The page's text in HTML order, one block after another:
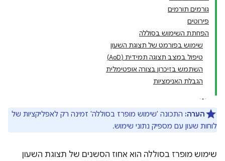
גורמים תורמים
פירוטים
הפחתת השימוש בסוללה
שימוש בפורמט של תצוגת השעון
טיפול במצב תצוגה תמידית (AoD)
השתמש בזיכרון בצורה אופטימלית
הגבלת האנימציות
הערה: התכונה 'שימוש מופרז בסוללה' זמינה רק לאפליקציות של
לוחות שעון עם מספיק נתוני שימוש.
שימוש מופרז בסוללה הוא אחוז הסשנים של תצוגת השעון